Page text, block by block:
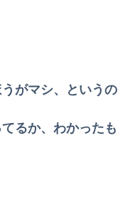
く・・・
ｗｗｗｗ
ウクライナ軍参謀本部「今年のロシア軍死傷者24万人…新規兵力の募集規模を上回る」！
がマシ、というの
るか、わかったも